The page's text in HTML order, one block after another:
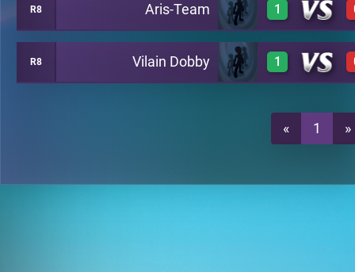
1 T7-8
R8 Aris-Team 1
1 T7-8
R8 Vilain Dobby 1
T7-8
« 1 »